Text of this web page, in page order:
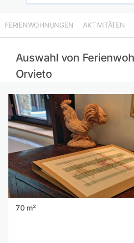
FERIENWOHNUNGEN AKTIVITÄTEN
Auswahl von
Orvieto
70 m²